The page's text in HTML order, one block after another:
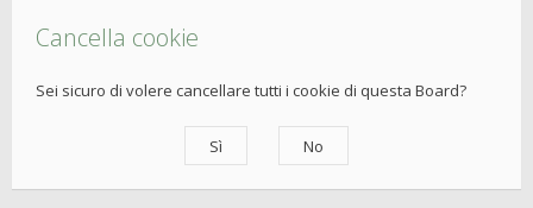
Cancella cookie
Sei sicuro di volere cancellare tutti i cookie di questa Board?